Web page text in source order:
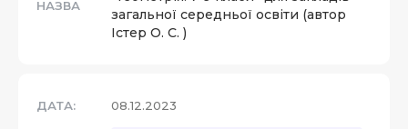
НАЗВА
загальної середньої освіти (автор
Істер О. С. )
ДАТА: 08.12.2023